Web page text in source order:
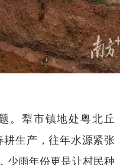
。犁市镇地处粤北丘
生产，往年水源紧张
少雨年份更是让村民种